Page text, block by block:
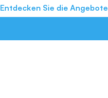
Entdecken Sie die Angebote